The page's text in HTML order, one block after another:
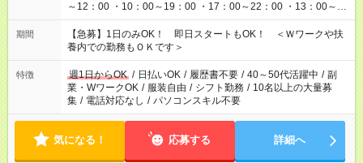
～12：00 ・10：00～19：00 ・17：00～22：00 ・13：00～
22：00 ・22：00～翌6：00 など
期間
【急募】1日のみOK！ 即日スタートもOK！ ＜Ｗワークや扶
養内での勤務もＯＫです＞
特徴 週1日からOK / 日払いOK / 履歴書不要 / 40～50代活躍中 / 副
業・WワークOK / 服装自由 / シフト勤務 / 10名以上の大量募
集 / 電話対応なし / パソコンスキル不要
気になる！ 応募する 詳細へ